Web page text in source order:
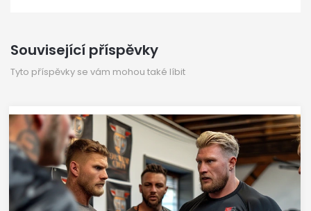
Související příspěvky
Tyto příspěvky se vám mohou také líbit